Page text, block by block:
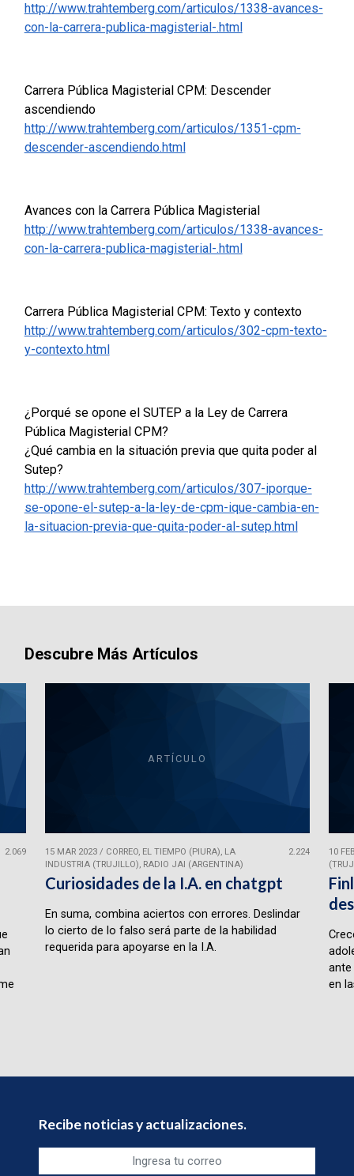
http://www.trahtemberg.com/articulos/1338-avances-
con-la-carrera-publica-magisterial-.html
Carrera Pública Magisterial CPM: Descender
ascendiendo
http://www.trahtemberg.com/articulos/1351-cpm-
descender-ascendiendo.html
Avances con la Carrera Pública Magisterial
http://www.trahtemberg.com/articulos/1338-avances-
con-la-carrera-publica-magisterial-.html
Carrera Pública Magisterial CPM: Texto y contexto
http://www.trahtemberg.com/articulos/302-cpm-texto-
y-contexto.html
¿Porqué se opone el SUTEP a la Ley de Carrera
Pública Magisterial CPM?
¿Qué cambia en la situación previa que quita poder al
Sutep?
http://www.trahtemberg.com/articulos/307-iporque-
se-opone-el-sutep-a-la-ley-de-cpm-ique-cambia-en-
la-situacion-previa-que-quita-poder-al-sutep.html
Descubre Más Artículos
2.069
ARTÍCULO
15 MAR 2023/ CORREO, EL TIEMPO (PIURA), LA
INDUSTRIA (TRUJILLO), RADIO JAI (ARGENTINA)
2.224
Curiosidades de la I.A. en chatgpt
En suma, combina aciertos con errores. Deslindar
lo cierto de lo falso será parte de la habilidad
requerida para apoyarse en la I.A.
10
en
Recibe noticias y actualizaciones.